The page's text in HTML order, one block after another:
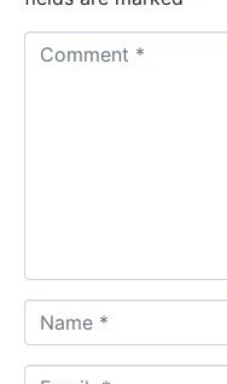
a
m